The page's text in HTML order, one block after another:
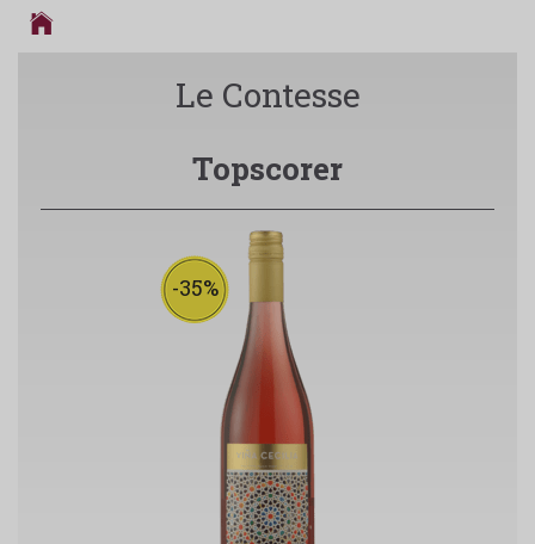
Le Contesse
Topscorer
-35%